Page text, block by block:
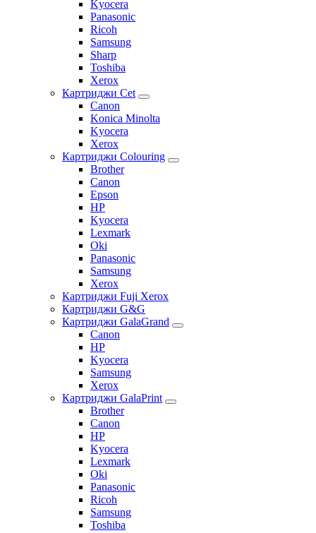
Kyocera
Panasonic
Ricoh
Samsung
Sharp
Toshiba
Xerox
Картриджи Cet
Canon
Konica Minolta
Kyocera
Xerox
Картриджи Colouring
Brother
Canon
Epson
HP
Kyocera
Lexmark
Oki
Panasonic
Samsung
Xerox
Картриджи Fuji Xerox
Картриджи G&G
Картриджи GalaGrand
Canon
HP
Kyocera
Samsung
Xerox
Картриджи GalaPrint
Brother
Canon
HP
Kyocera
Lexmark
Oki
Panasonic
Ricoh
Samsung
Toshiba